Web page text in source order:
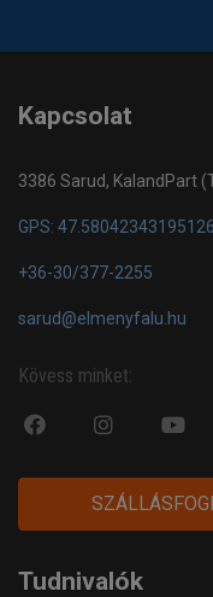
Kapcsolat
3386 Sarud, KalandPart
GPS:
+36-30/377-2255
sarud@elmenyfalu.hu
Kövess minket:
fa
facebook-
official
instagram
fa
Tudnivalók